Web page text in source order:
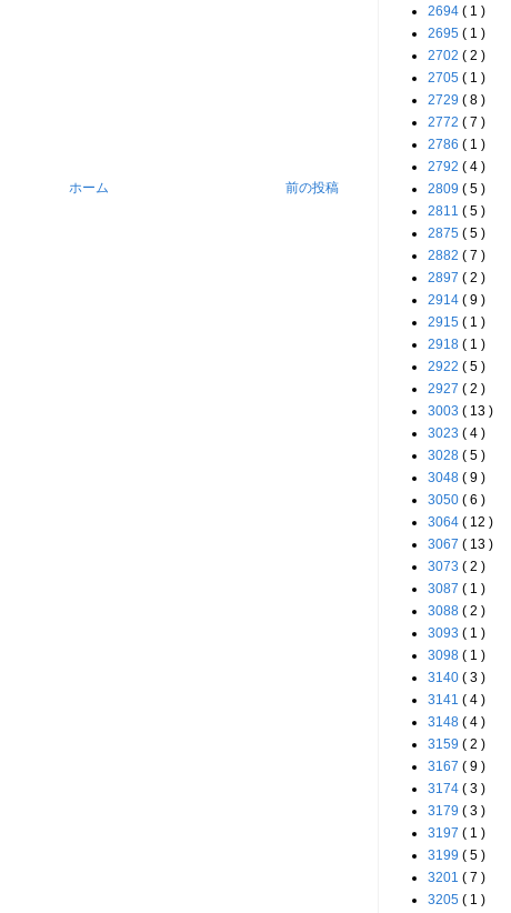
前の投稿
ホーム
2694 ( 1 )
2695 ( 1 )
2702 ( 2 )
2705 ( 1 )
2729 ( 8 )
2772 ( 7 )
2786 ( 1 )
2792 ( 4 )
2809 ( 5 )
2811 ( 5 )
2875 ( 5 )
2882 ( 7 )
2897 ( 2 )
2914 ( 9 )
2915 ( 1 )
2918 ( 1 )
2922 ( 5 )
2927 ( 2 )
3003 ( 13 )
3023 ( 4 )
3028 ( 5 )
3048 ( 9 )
3050 ( 6 )
3064 ( 12 )
3067 ( 13 )
3073 ( 2 )
3087 ( 1 )
3088 ( 2 )
3093 ( 1 )
3098 ( 1 )
3140 ( 3 )
3141 ( 4 )
3148 ( 4 )
3159 ( 2 )
3167 ( 9 )
3174 ( 3 )
3179 ( 3 )
3197 ( 1 )
3199 ( 5 )
3201 ( 7 )
3205 ( 1 )